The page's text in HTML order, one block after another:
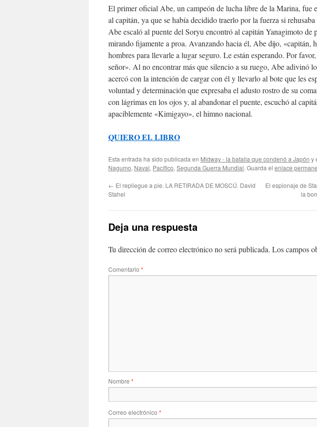
El primer oficial Abe, un campeón de lucha libre de la Marina, fue
al capitán, ya que se había decidido traerlo por la fuerza si
Abe escaló al puente del Soryu encontró al capitán Yanagimoto de
mirando fijamente a proa. Avanzando hacia él, Abe dijo, «capitán,
hombres para llevarle a lugar seguro. Le están esperando. Por
señor». Al no encontrar más que silencio a su ruego, Abe adivinó
acercó con la intención de cargar con él y llevarlo al bote que les
voluntad y determinación que expresaba el adusto rostro de su
con lágrimas en los ojos y, al abandonar el puente, escuchó al
apaciblemente «Kimigayo», el himno nacional.
QUIERO EL LIBRO
Esta entrada ha sido publicada en Midway - la batalla que condenó a Japón y
Nagumo, Naval, Pacífico, Segunda Guerra Mundial. Guarda el enlace
← El repliegue a pie. LA RETIRADA DE MOSCÚ. David
Stahel
El espionaje de
la
Deja una respuesta
Tu dirección de correo electrónico no será publicada. Los campos
Comentario *
Nombre *
Correo electrónico *